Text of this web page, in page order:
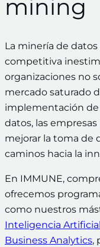
mining
La minería de
competitiva
organizaciones no
mercado saturado
implementación de
datos, las
mejorar la toma de
caminos hacia la
En IMMUNE,
ofrecemos
como nuestros
Inteligencia
Business Analytics,